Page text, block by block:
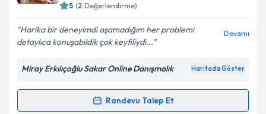
Kişisel verilerimin işlenmesine ilişkin
Aydınlatma
kapsamda işlenmesini kabul ediyorum.
5 (2 Değerlendirme)
Harika bir deneyimdi aşamadığım her problemi
detaylıca konuşabildik çok keyfiliydi...
Devamı
Miray Erkılıçoğlu Sakar Online Danışmalık Haritada Göster
Randevu Talep Et
Randevu Takvimi Talebi